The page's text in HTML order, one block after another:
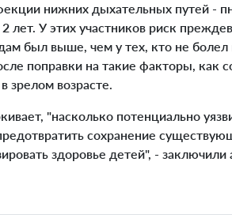
нижних дыхательных путей -
лет. У этих участников риск
был выше, чем у тех, кто не
поправки на такие факторы, как
зрелом возрасте.
"насколько потенциально
сохранение
здоровье детей", - заключили